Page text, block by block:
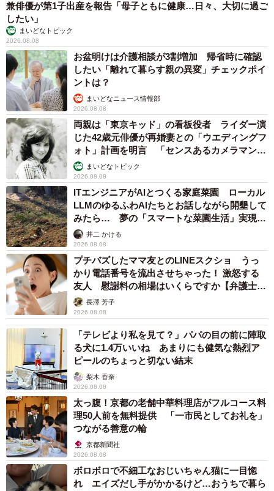
兼俳優が第1子出産を報告「母子ともに健康…日々、大切に過ご
したい」
まいどなトピック
2026.08.08
お盆明けは介護相談が3割増加 帰省時に確認
したい「離れて暮らす親の異変」チェックポイ
ントは？
まいどなニュース情報部
2026.08.08
両親は「東京キッド」の看板役者 ライダー演
じた42歳元俳優が再婚妻との「ウエディングフ
ォト」計画を明言 「センスあるカメラマン求
む」まいどなトピック
2026.08.08
ITエンジニアがAIとつくる家庭菜園 ローカル
LLMのゆるふわAIたちとお話しながら開墾して
みたら… 夢の「スマートな菜園生活」実現な
るか井二 かける
2026.08.08
プチバズしたママ友とのLINEスクショ うっ
かり電話番号を流出させちゃった！ 激怒する
友人 慰謝料の相場はいくらですか【弁護士が
解説】長澤 芳子
2026.08.08
「テレビより私を見て？」パパの目の前に陣取
る犬に1.4万いいね あまりにも健気な熱烈ア
ピールのちょっと切ない結末
梨木 香奈
2026.08.08
太っ腹！京都の老舗中華料理店がフルコース料
理50人前を無料提供 「一市民としてお礼を」
つながる善意の輪
京都新聞社
2026.08.08
ボロボロで不細工なおじいちゃん猫に一目惚
れ エイズだし手がかかるけど…おうちで暮ら